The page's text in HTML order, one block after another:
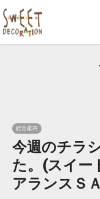
総合案内
今週のチラ
た。(スイー
アランスＳ